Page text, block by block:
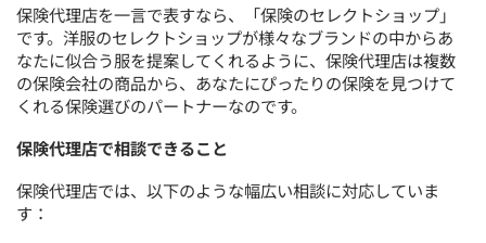
保険代理店を一言で表すなら、「保険のセレクトショップ」
です。洋服のセレクトショップが様々なブランドの中からあ
なたに似合う服を提案してくれるように、保険代理店は複数
の保険会社の商品から、あなたにぴったりの保険を見つけて
くれる保険選びのパートナーなのです。
保険代理店で相談できること
保険代理店では、以下のような幅広い相談に対応していま
す：